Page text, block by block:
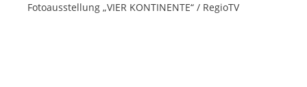
Fotoausstellung „VIER KONTINENTE“ / RegioTV